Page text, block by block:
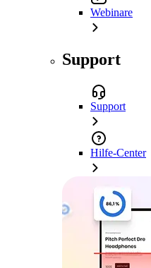
Webinare
Support
Support
Hilfe-Center